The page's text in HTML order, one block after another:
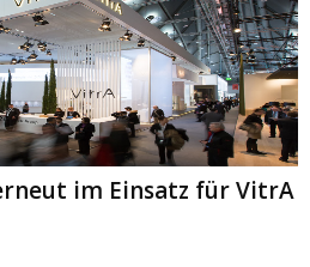
im Einsatz für VitrA